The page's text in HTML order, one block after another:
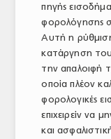
πηγής
φορολόγησης
Αυτή η
κατάργηση του
την απαλοιφή
οποία πλέον
φορολογικές
επιχειρείν να
και